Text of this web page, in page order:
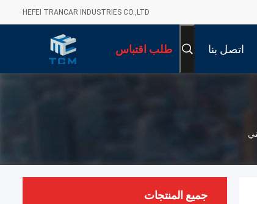
HEFEI TRANCAR INDUSTRIES CO.,LTD
اتصل بنا طلب اقتباس
جميع المنتجات